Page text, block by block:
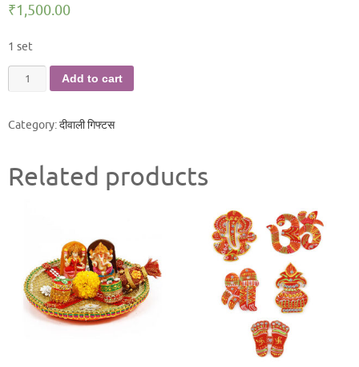
₹1,500.00
1 set
दीवाली
गिफ्टस
Add to cart
Category:दीवाली गिफ्टस
Related products